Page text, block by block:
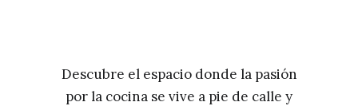
Descubre el espacio donde la pasión
por la cocina se vive a pie de calle y